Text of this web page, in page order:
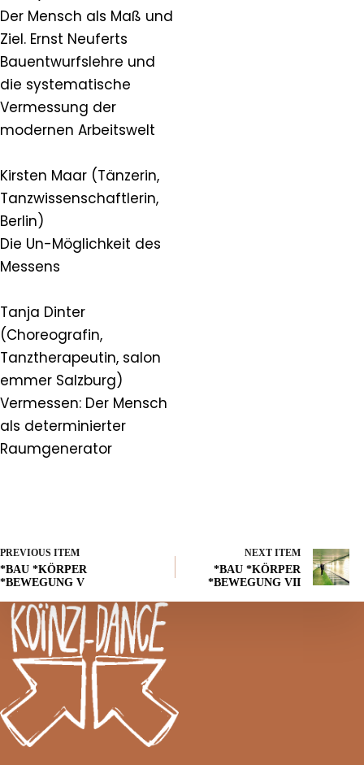
Der Mensch als Maß und
Ziel. Ernst Neuferts
Bauentwurfslehre und
die systematische
Vermessung der
modernen Arbeitswelt
Kirsten Maar (Tänzerin,
Tanzwissenschaftlerin,
Berlin)
Die Un-Möglichkeit des
Messens
Tanja Dinter
(Choreografin,
Tanztherapeutin, salon
emmer Salzburg)
Vermessen: Der Mensch
als determinierter
Raumgenerator
PREVIOUS ITEM
*BAU *KÖRPER
*BEWEGUNG V
NEXT ITEM
*BAU *KÖRPER
*BEWEGUNG VII